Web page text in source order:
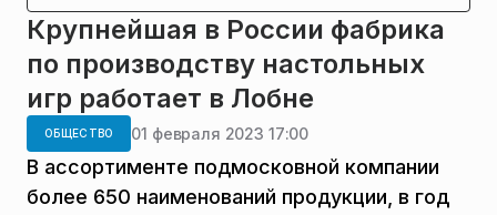
Крупнейшая в России фабрика
по производству настольных
игр работает в Лобне
ОБЩЕСТВО 01 февраля 2023 17:00
В ассортименте подмосковной компании
более 650 наименований продукции, в год